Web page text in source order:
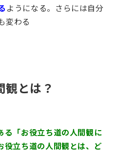
ようになる。さらには自分
変わる
観とは？
る「お役立ち道の人間観に
役立ち道の人間観とは、ど